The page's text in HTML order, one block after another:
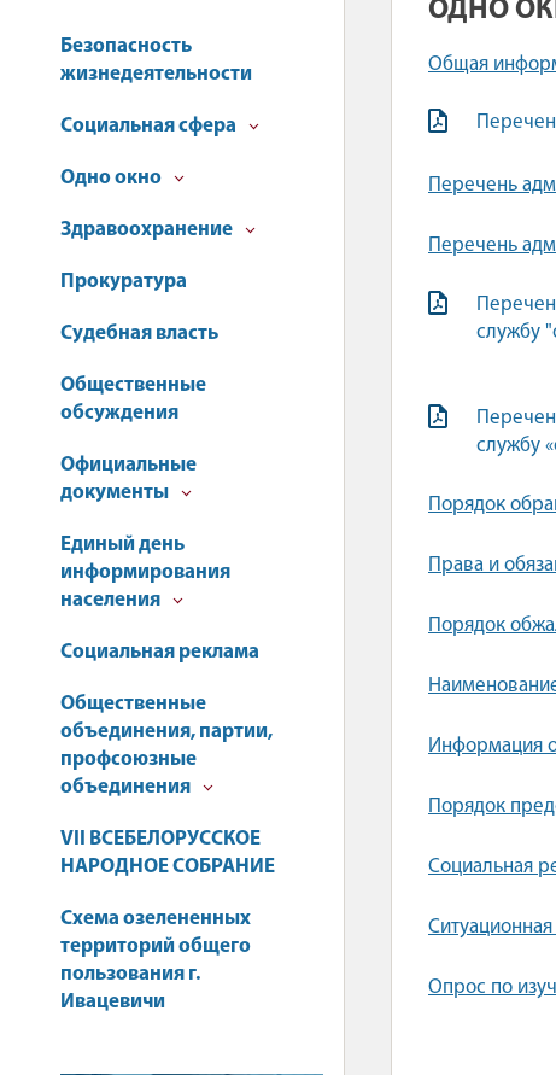
Безопасность
жизнедеятельности
Социальная сфера
Одно окно
Здравоохранение
Прокуратура
Судебная власть
Общественные
обсуждения
Официальные
документы
Единый день
информирования
населения
Социальная реклама
Общественные
объединения, партии,
профсоюзные
объединения
VII ВСЕБЕЛОРУССКОЕ
НАРОДНОЕ СОБРАНИЕ
Схема озелененных
территорий общего
пользования г.
Ивацевичи
ОДНО
Общая
Перечень
Перечень
службу
службу
Порядок
Права и
Порядок
Информация
Порядок
Социальная
Опрос по